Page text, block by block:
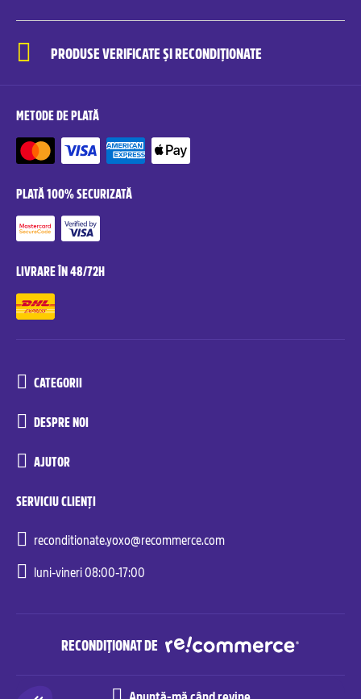
PRODUSE VERIFICATE ȘI RECONDIȚIONATE
METODE DE PLATĂ
PLATĂ 100% SECURIZATĂ
LIVRARE ÎN 48/72H
CATEGORII
DESPRE NOI
AJUTOR
SERVICIU CLIENȚI
reconditionate.yoxo@recommerce.com
luni-vineri 08:00-17:00
RECONDIȚIONAT DE